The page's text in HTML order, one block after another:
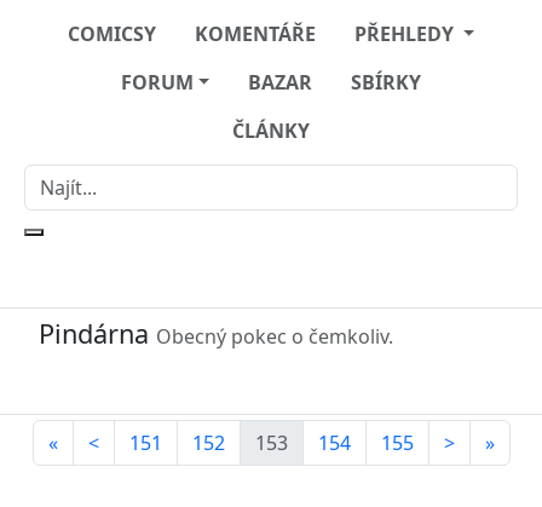
COMICSY KOMENTÁŘE
PŘEHLEDY
FORUM
BAZAR
SBÍRKY
ČLÁNKY
Pindárna Obecný pokec o čemkoliv.
« < 151 152 153 154 155 > »